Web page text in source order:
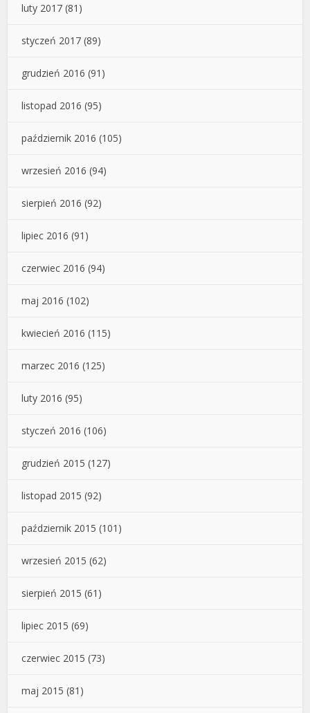
luty 2017 (81)
styczeń 2017 (89)
grudzień 2016 (91)
listopad 2016 (95)
październik 2016 (105)
wrzesień 2016 (94)
sierpień 2016 (92)
lipiec 2016 (91)
czerwiec 2016 (94)
maj 2016 (102)
kwiecień 2016 (115)
marzec 2016 (125)
luty 2016 (95)
styczeń 2016 (106)
grudzień 2015 (127)
listopad 2015 (92)
październik 2015 (101)
wrzesień 2015 (62)
sierpień 2015 (61)
lipiec 2015 (69)
czerwiec 2015 (73)
maj 2015 (81)